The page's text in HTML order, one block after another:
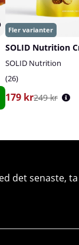
SOLID Nutrition
26
179 kr249 kr
det senaste,